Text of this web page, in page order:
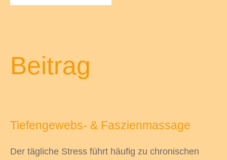
Beitrag
Tiefengewebs‑ & Faszienmassage
Der tägliche Stress führt häufig zu chronischen